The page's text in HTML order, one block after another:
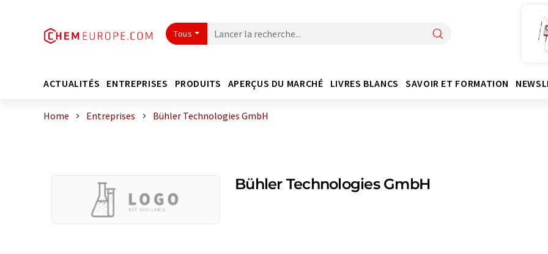
Tous
ACTUALITÉS ENTREPRISES PRODUITS APERÇUS DU MARCHÉ LIVRES BLANCS SAVOIR ET FORMATION
Home Entreprises Bühler Technologies GmbH
Bühler Technologies GmbH